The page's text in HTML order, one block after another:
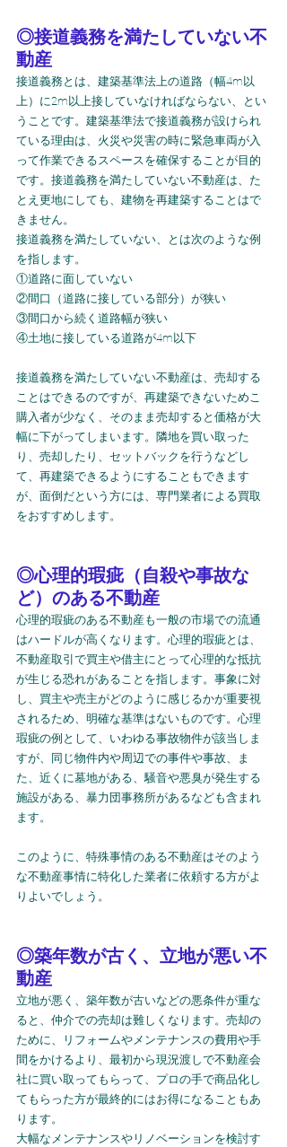
◎接道義務を満たしていない不
動産
接道義務とは、建築基準法上の道路（幅4m以
上）に2m以上接していなければならない、とい
うことです。建築基準法で接道義務が設けられ
ている理由は、火災や災害の時に緊急車両が入
って作業できるスペースを確保することが目的
です。接道義務を満たしていない不動産は、た
とえ更地にしても、建物を再建築することはで
きません。
接道義務を満たしていない、とは次のような例
を指します。
①道路に面していない
②間口（道路に接している部分）が狭い
③間口から続く道路幅が狭い
④土地に接している道路が4m以下
接道義務を満たしていない不動産は、売却する
ことはできるのですが、再建築できないためこ
購入者が少なく、そのまま売却すると価格が大
幅に下がってしまいます。隣地を買い取った
り、売却したり、セットバックを行うなどし
て、再建築できるようにすることもできます
が、面倒だという方には、専門業者による買取
をおすすめします。
◎心理的瑕疵（自殺や事故な
ど）のある不動産
心理的瑕疵のある不動産も一般の市場での流通
はハードルが高くなります。心理的瑕疵とは、
不動産取引で買主や借主にとって心理的な抵抗
が生じる恐れがあることを指します。事象に対
し、買主や売主がどのように感じるかが重要視
されるため、明確な基準はないものです。心理
瑕疵の例として、いわゆる事故物件が該当しま
すが、同じ物件内や周辺での事件や事故、ま
た、近くに墓地がある、騒音や悪臭が発生する
施設がある、暴力団事務所があるなども含まれ
ます。
このように、特殊事情のある不動産はそのよう
な不動産事情に特化した業者に依頼する方がよ
りよいでしょう。
◎築年数が古く、立地が悪い不
動産
立地が悪く、築年数が古いなどの悪条件が重な
ると、仲介での売却は難しくなります。売却の
ために、リフォームやメンテナンスの費用や手
間をかけるより、最初から現況渡しで不動産会
社に買い取ってもらって、プロの手で商品化し
てもらった方が最終的にはお得になることもあ
ります。
大幅なメンテナンスやリノベーションを検討す